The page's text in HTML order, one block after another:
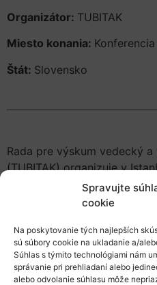
Spravujte
cookie
Na poskytovanie tých najlepších
sú súbory cookie na ukladanie a/
Súhlas s týmito technológiami nám
správanie pri prehliadaní alebo
alebo odvolanie súhlasu môže
Organizátor: TUBITAK
Miesto konania: Konferencia
Štát: Slovensko
Rada pre výskum vedecký
(TUBITAK) organizuje v
Cities of the
Špeciálna sekcia bude
Vehicles 2017.
Viac informácii o projekte
stránke, kde je možné aj